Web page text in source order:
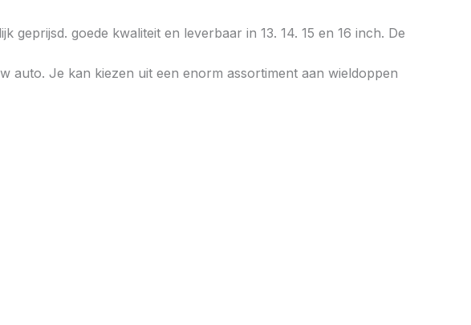
goede kwaliteit en leverbaar in 13. 14. 15 en 16 inch. De
auto. Je kan kiezen uit een enorm assortiment aan wieldoppen